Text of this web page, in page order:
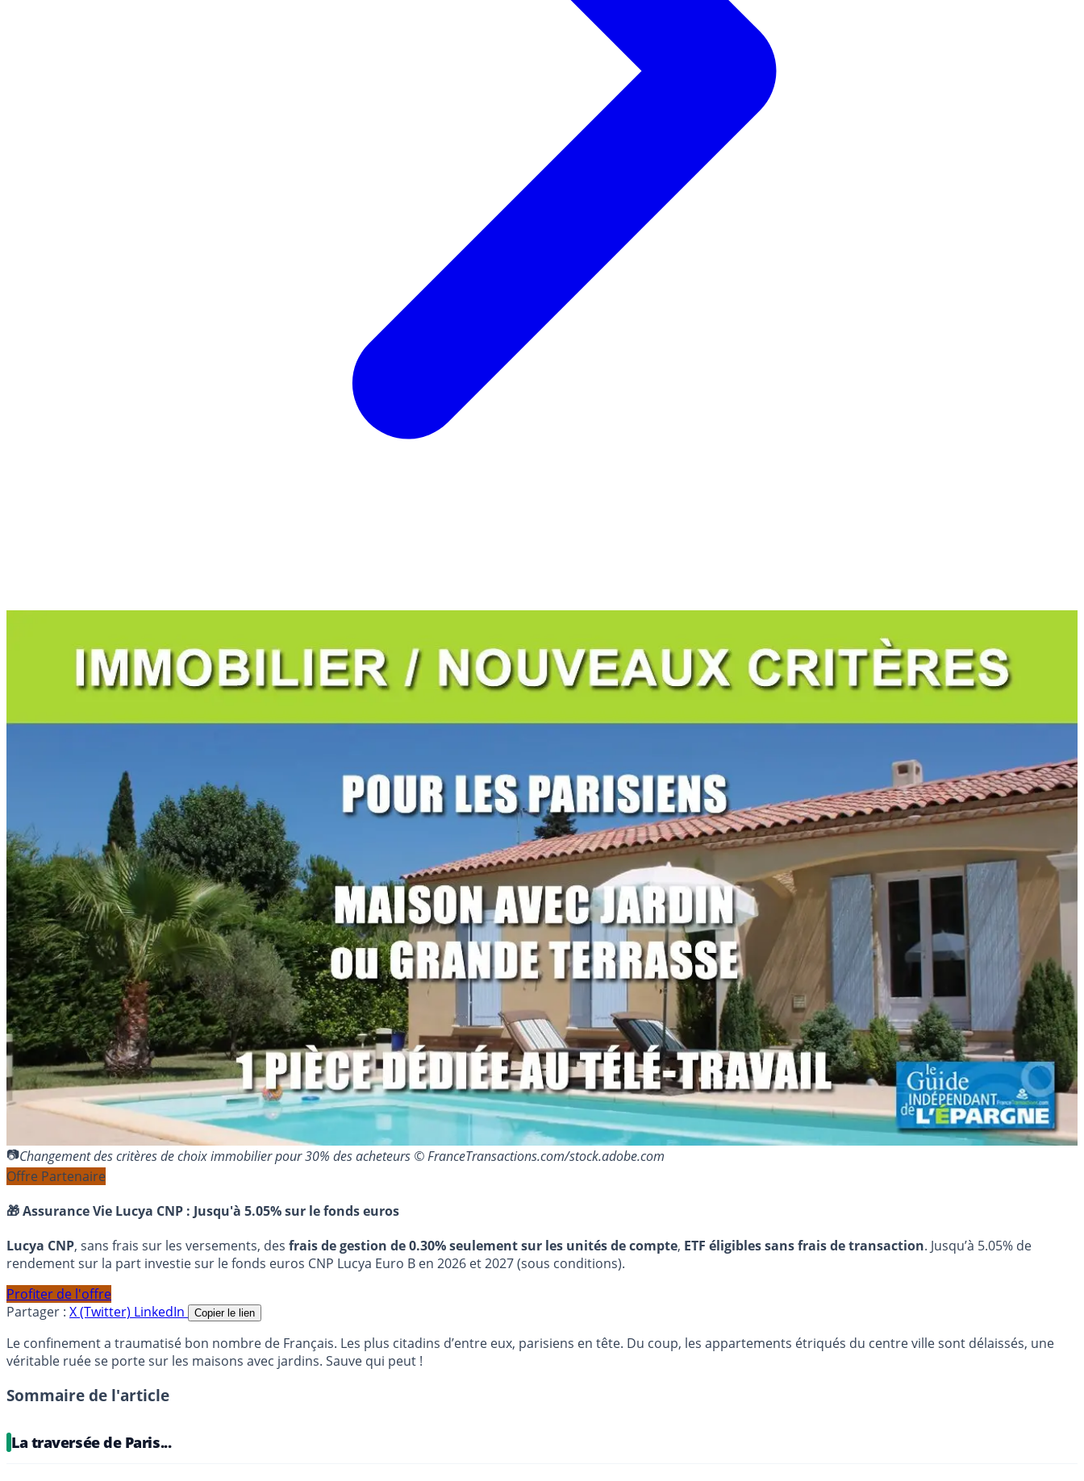
Changement des critères de choix immobilier pour 30% des acheteurs © FranceTransactions.com/stock.adobe.com
Offre Partenaire
🎁 Assurance Vie Lucya CNP : Jusqu'à 5.05% sur le fonds euros
Lucya CNP, sans frais sur les versements, des frais de gestion de 0.30% seulement sur les unités de compte, ETF éligibles sans frais de transaction. Jusqu’à 5.05% de
rendement sur la part investie sur le fonds euros CNP Lucya Euro B en 2026 et 2027 (sous conditions).
Profiter de l'offre
Partager : X (Twitter) LinkedIn Copier le lien
Le confinement a traumatisé bon nombre de Français. Les plus citadins d’entre eux, parisiens en tête. Du coup, les appartements étriqués du centre ville sont délaissés, une
véritable ruée se porte sur les maisons avec jardins. Sauve qui peut !
Sommaire de l'article
La traversée de Paris...